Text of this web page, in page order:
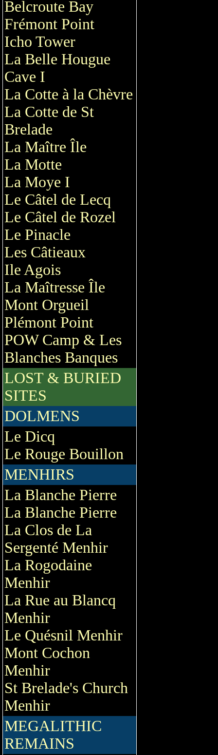
Belcroute Bay
Frémont Point
Icho Tower
La Belle Hougue
Cave I
La Cotte à la Chèvre
La Cotte de St
Brelade
La Maître Île
La Motte
La Moye I
Le Câtel de Lecq
Le Câtel de Rozel
Le Pinacle
Les Câtieaux
Ile Agois
La Maîtresse Île
Mont Orgueil
Plémont Point
POW Camp & Les
Blanches Banques
LOST & BURIED
SITES
DOLMENS
Le Dicq
Le Rouge Bouillon
MENHIRS
La Blanche Pierre
La Blanche Pierre
La Clos de La
Sergenté Menhir
La Rogodaine
Menhir
La Rue au Blancq
Menhir
Le Quésnil Menhir
Mont Cochon
Menhir
St Brelade's Church
Menhir
MEGALITHIC
REMAINS